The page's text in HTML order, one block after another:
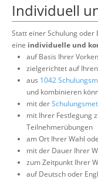
Individuell
Statt einer Schulung oder
eine individuelle und
auf Basis Ihrer
zielgerichtet auf
aus 1042
und kombinieren
mit der
mit Ihrer Festlegung
Teilnehmerübungen
am Ort Ihrer Wahl
mit der Dauer Ihrer
zum Zeitpunkt Ihrer
auf Deutsch oder